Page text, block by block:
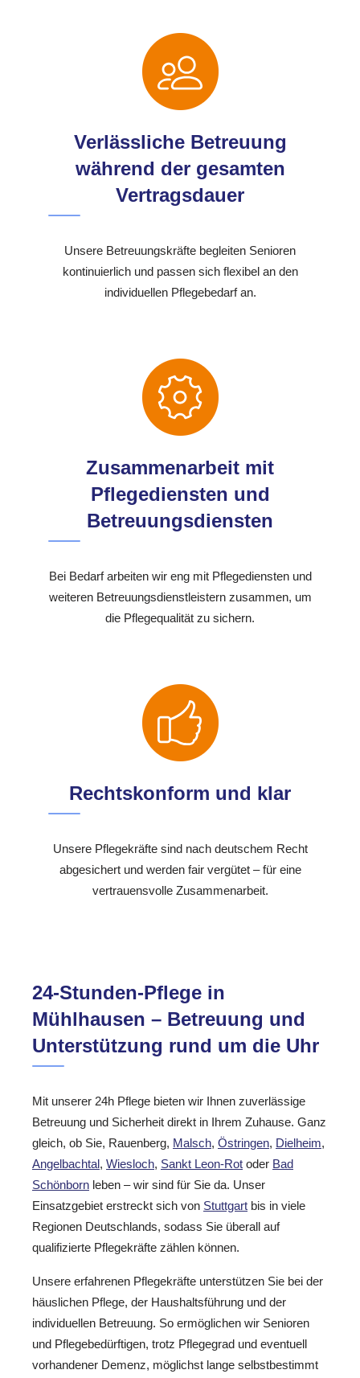
Verlässliche Betreuung
während der gesamten
Vertragsdauer
Unsere Betreuungskräfte begleiten Senioren
kontinuierlich und passen sich flexibel an den
individuellen Pflegebedarf an.
Zusammenarbeit mit
Pflegediensten und
Betreuungsdiensten
Bei Bedarf arbeiten wir eng mit Pflegediensten und
weiteren Betreuungsdienstleistern zusammen, um
die Pflegequalität zu sichern.
Rechtskonform und klar
Unsere Pflegekräfte sind nach deutschem Recht
abgesichert und werden fair vergütet – für eine
vertrauensvolle Zusammenarbeit.
24-Stunden-Pflege in
Mühlhausen – Betreuung und
Unterstützung rund um die Uhr
Mit unserer 24h Pflege bieten wir Ihnen zuverlässige
Betreuung und Sicherheit direkt in Ihrem Zuhause. Ganz
gleich, ob Sie, Rauenberg, Malsch, Östringen, Dielheim,
Angelbachtal, Wiesloch, Sankt Leon-Rot oder Bad
Schönborn leben – wir sind für Sie da. Unser
Einsatzgebiet erstreckt sich von Stuttgart bis in viele
Regionen Deutschlands, sodass Sie überall auf
qualifizierte Pflegekräfte zählen können.
Unsere erfahrenen Pflegekräfte unterstützen Sie bei der
häuslichen Pflege, der Haushaltsführung und der
individuellen Betreuung. So ermöglichen wir Senioren
und Pflegebedürftigen, trotz Pflegegrad und eventuell
vorhandener Demenz, möglichst lange selbstbestimmt